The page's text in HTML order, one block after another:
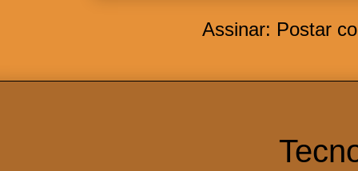
Assinar: Postar